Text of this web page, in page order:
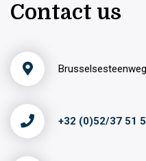
Contact us
+32 (0)52/37 51